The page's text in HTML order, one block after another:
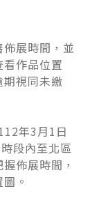
展時間，並
作品位置
視同未繳
年3月1日
段內至北區
佈展時間，
。